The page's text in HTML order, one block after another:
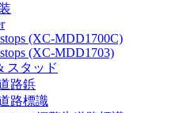
(XC-MDD1700C)
(XC-MDD1703)
スタッド
路鋲
路標識